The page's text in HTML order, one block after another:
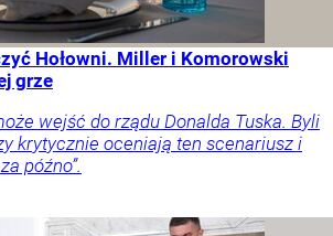
Hołowni. Miller i Komorowski
grze
wejść do rządu Donalda Tuska. Byli
krytycznie oceniają ten scenariusz i
późno”.